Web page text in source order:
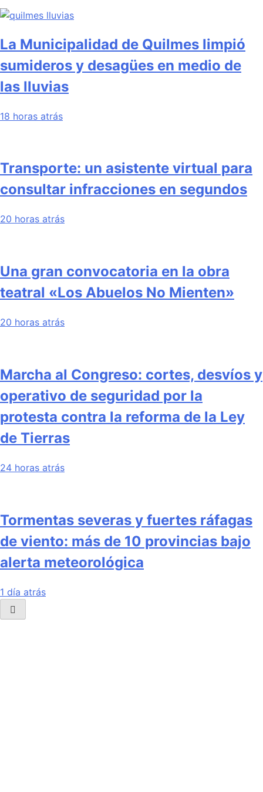
La Municipalidad de Quilmes limpió
sumideros y desagües en medio de
las lluvias
18 horas atrás
Transporte: un asistente virtual para
consultar infracciones en segundos
20 horas atrás
Una gran convocatoria en la obra
teatral «Los Abuelos No Mienten»
20 horas atrás
Marcha al Congreso: cortes, desvíos y
operativo de seguridad por la
protesta contra la reforma de la Ley
de Tierras
24 horas atrás
Tormentas severas y fuertes ráfagas
de viento: más de 10 provincias bajo
alerta meteorológica
1 día atrás